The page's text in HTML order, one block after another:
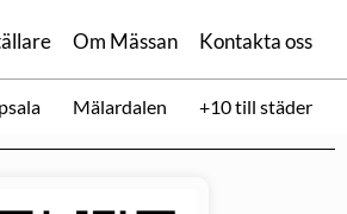
Om Mässan Kontakta oss
Mälardalen +10 till städer